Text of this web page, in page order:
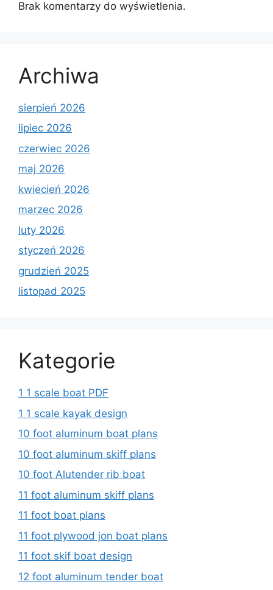
Brak komentarzy do wyświetlenia.
Archiwa
sierpień 2026
lipiec 2026
czerwiec 2026
maj 2026
kwiecień 2026
marzec 2026
luty 2026
styczeń 2026
grudzień 2025
listopad 2025
Kategorie
1 1 scale boat PDF
1 1 scale kayak design
10 foot aluminum boat plans
10 foot aluminum skiff plans
10 foot Alutender rib boat
11 foot aluminum skiff plans
11 foot boat plans
11 foot plywood jon boat plans
11 foot skif boat design
12 foot aluminum tender boat